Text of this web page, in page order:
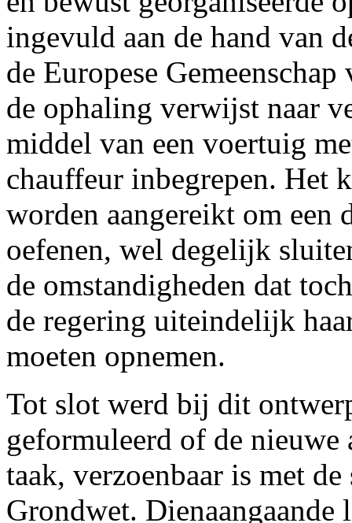
ingevuld aan de hand van
de Europese
de ophaling verwijst naar
middel van een voertuig
chauffeur inbegrepen. Het
worden aangereikt om
oefenen, wel degelijk
de omstandigheden dat
de regering uiteindelijk
moeten opnemen.
Tot slot werd bij dit
geformuleerd of de nieuwe
taak, verzoenbaar is met
Grondwet. Dienaangaande